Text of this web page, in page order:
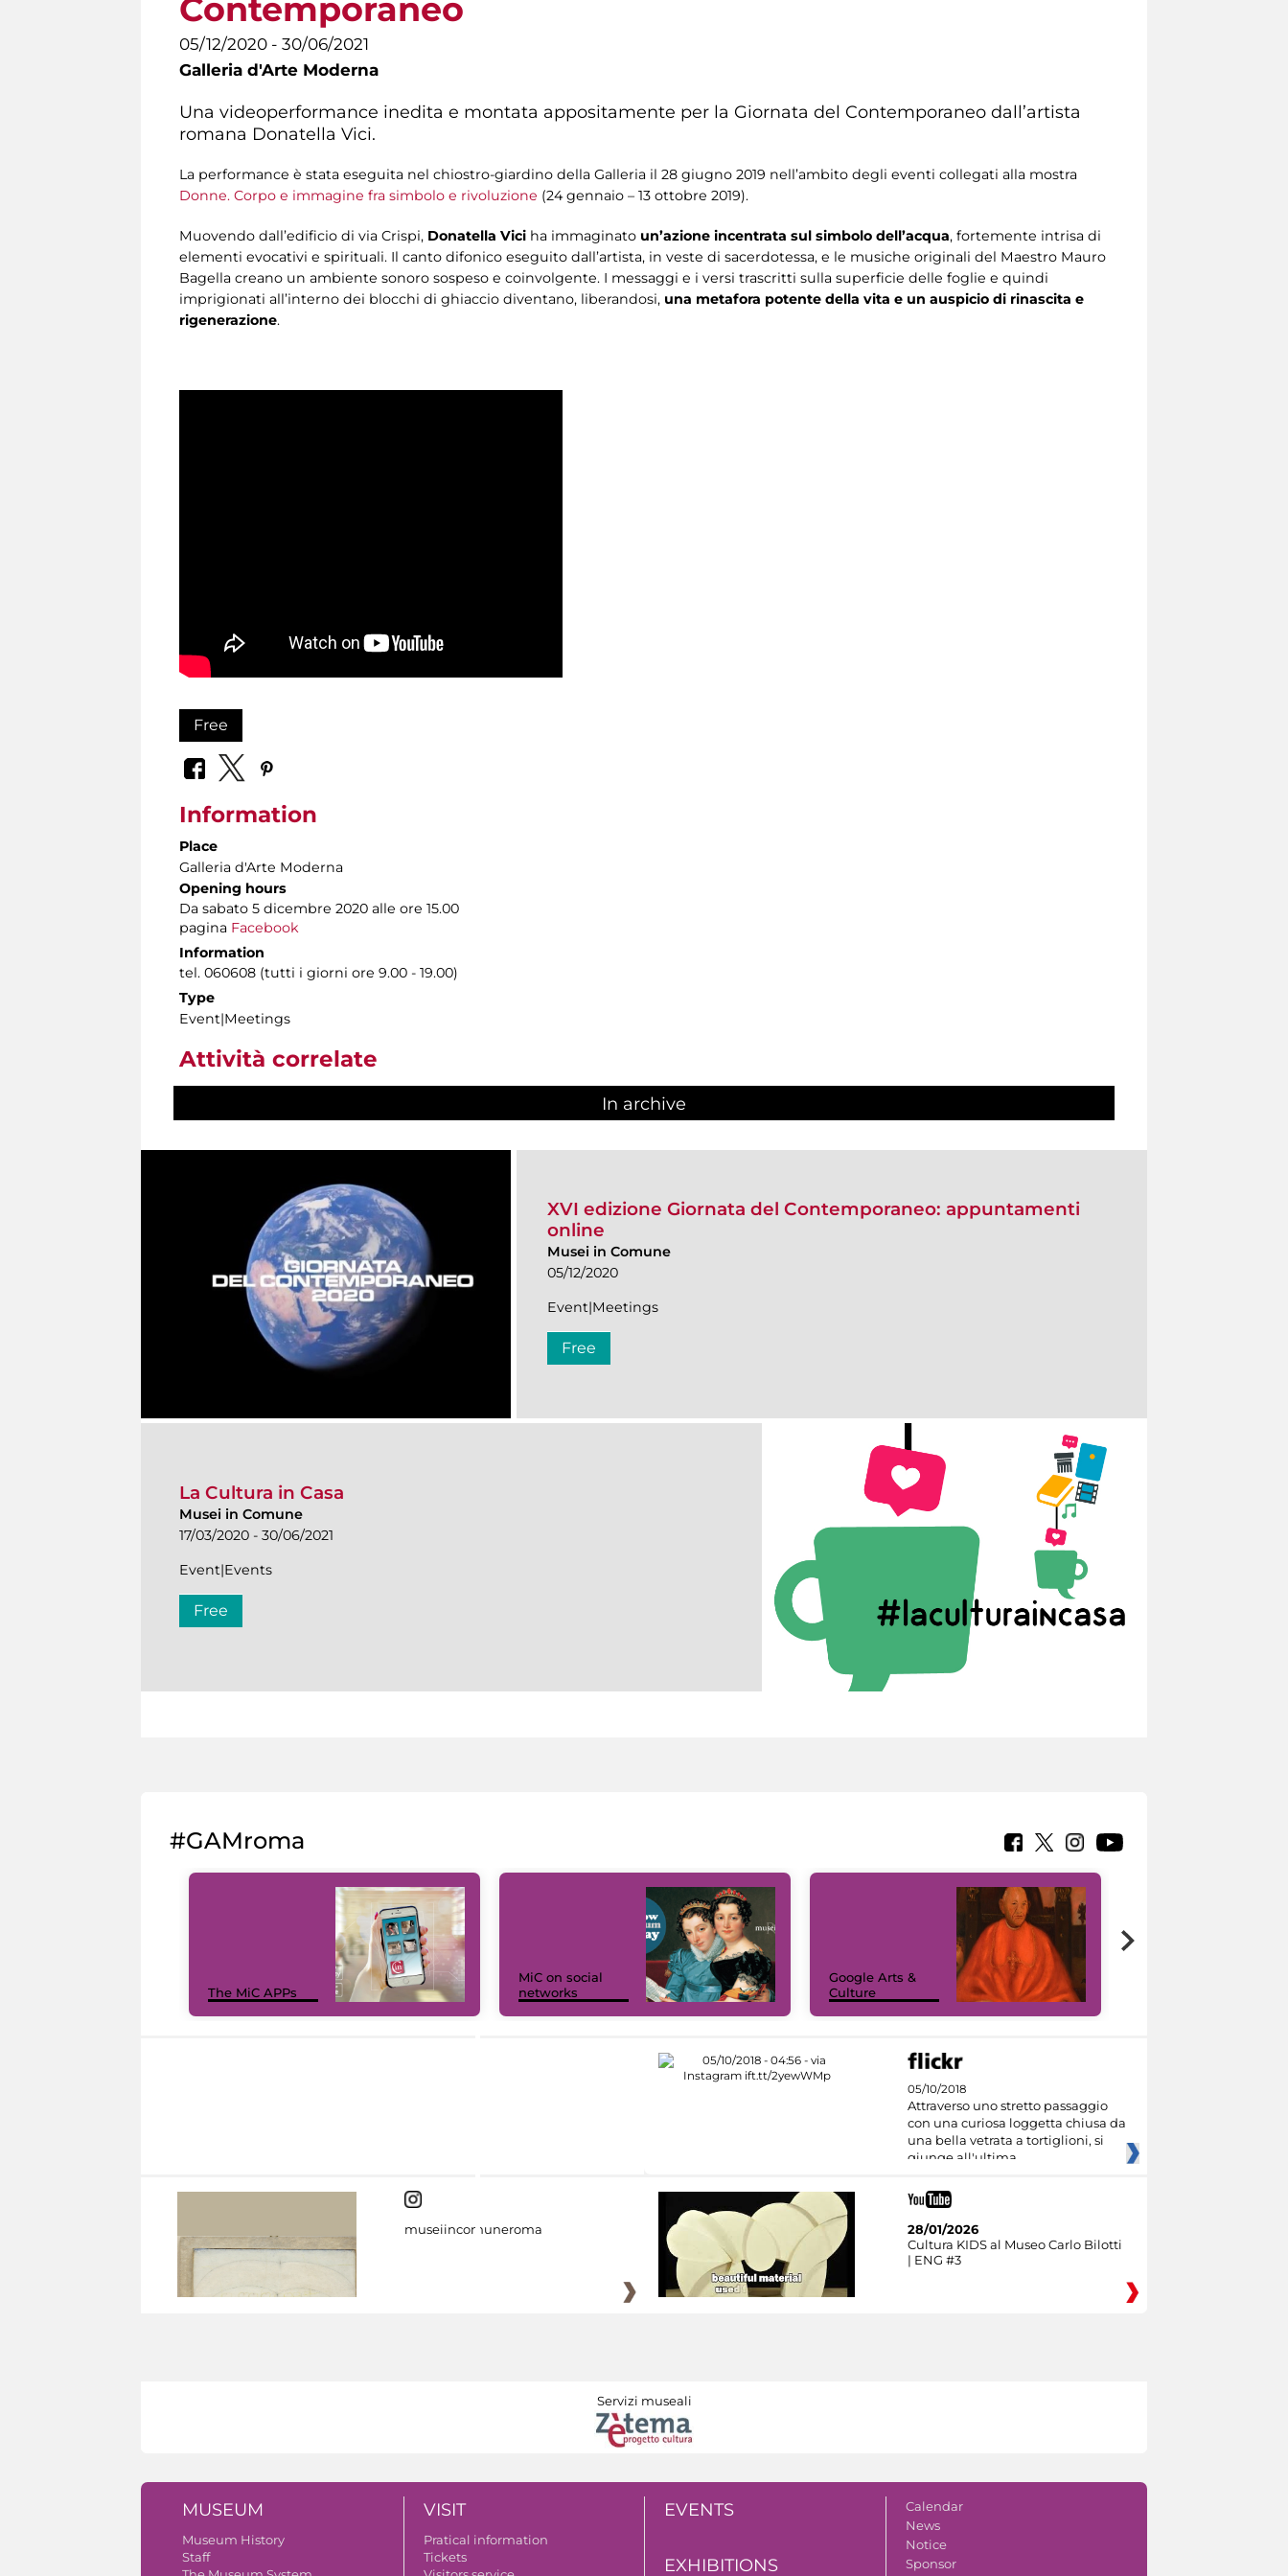
Contemporaneo
05/12/2020 - 30/06/2021
Galleria d'Arte Moderna
Una videoperformance inedita e montata appositamente per la Giornata del Contemporaneo dall’artista
romana Donatella Vici.
La performance è stata eseguita nel chiostro-giardino della Galleria il 28 giugno 2019 nell’ambito degli eventi collegati alla mostra
Donne. Corpo e immagine fra simbolo e rivoluzione (24 gennaio – 13 ottobre 2019).
Muovendo dall’edificio di via Crispi, Donatella Vici ha immaginato un’azione incentrata sul simbolo dell’acqua, fortemente intrisa di
elementi evocativi e spirituali. Il canto difonico eseguito dall’artista, in veste di sacerdotessa, e le musiche originali del Maestro Mauro
Bagella creano un ambiente sonoro sospeso e coinvolgente. I messaggi e i versi trascritti sulla superficie delle foglie e quindi
imprigionati all’interno dei blocchi di ghiaccio diventano, liberandosi, una metafora potente della vita e un auspicio di rinascita e
rigenerazione.
Free
Information
Place
Galleria d'Arte Moderna
Opening hours
Da sabato 5 dicembre 2020 alle ore 15.00
pagina Facebook
Information
tel. 060608 (tutti i giorni ore 9.00 - 19.00)
Type
Event|Meetings
Attività correlate
In archive
XVI edizione Giornata del Contemporaneo: appuntamenti
online
Musei in Comune
05/12/2020
Event|Meetings
Free
La Cultura in Casa
Musei in Comune
17/03/2020 - 30/06/2021
Event|Events
Free
#GAMroma
The MiC APPs
MiC on social
networks
Google Arts &
Culture
05/10/2018
Attraverso uno stretto passaggio
con una curiosa loggetta chiusa da
una bella vetrata a tortiglioni, si
giunge all'ultima
museiincomuneroma
28/01/2026
Cultura KIDS al Museo Carlo Bilotti
| ENG #3
Servizi museali
MUSEUM
Museum History
Staff
VISIT
Pratical information
Tickets
EVENTS
EXHIBITIONS
Calendar
News
Notice
Sponsor